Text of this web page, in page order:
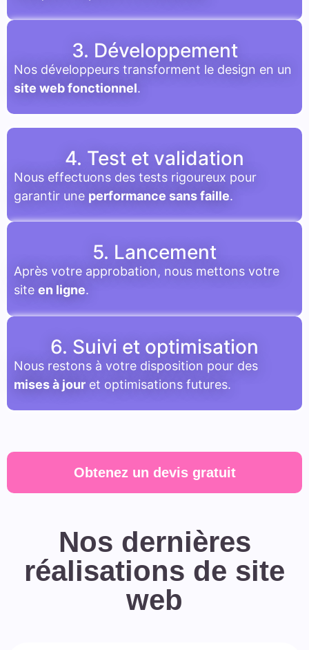
3. Développement
Nos développeurs transforment le design en un
site web fonctionnel.
4. Test et validation
Nous effectuons des tests rigoureux pour
garantir une performance sans faille.
5. Lancement
Après votre approbation, nous mettons votre
site en ligne.
6. Suivi et optimisation
Nous restons à votre disposition pour des
mises à jour et optimisations futures.
Obtenez un devis gratuit
Nos dernières
réalisations de site
web